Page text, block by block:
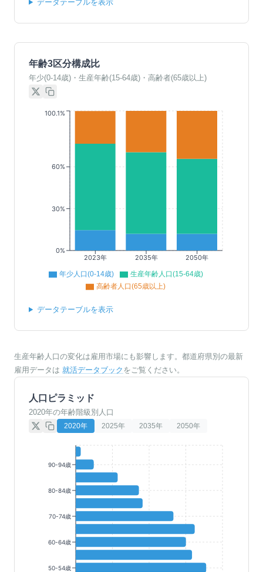
データテーブルを表示
年齢3区分構成比
年少(0-14歳)・生産年齢(15-64歳)・高齢者(65歳以上)
2023年 2035年 2050年
0%
30%
60%
100.1%
年少人口(0-14歳)
生産年齢人口(15-64歳)
高齢者人口(65歳以上)
データテーブルを表示
生産年齢人口の変化は雇用市場にも影響します。都道府県別の最新
雇用データは 就活データブック をご覧ください。
人口ピラミッド
2020年の年齢階級別人口
2020年 2025年 2035年 2050年
90-94歳
80-84歳
70-74歳
60-64歳
50-54歳